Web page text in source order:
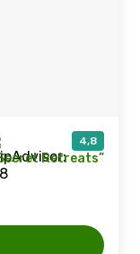
4,8
Retreats”